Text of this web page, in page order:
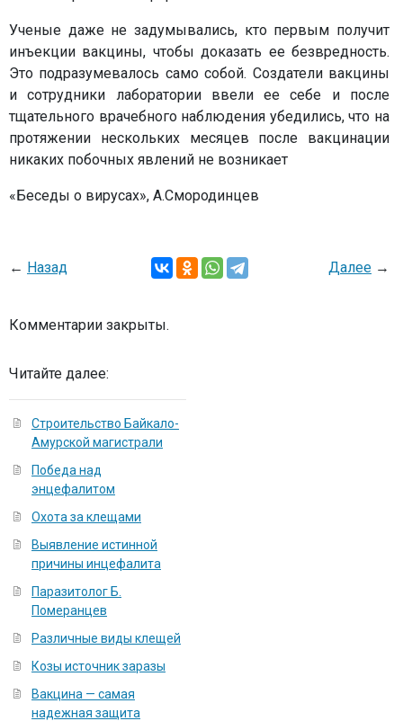
Ученые даже не задумывались, кто первым получит
инъекции вакцины, чтобы доказать ее безвредность.
Это подразумевалось само собой. Создатели вакцины
и сотрудники лаборатории ввели ее себе и после
тщательного врачебного наблюдения убедились, что на
протяжении нескольких месяцев после вакцинации
никаких побочных явлений не возникает
«Беседы о вирусах», А.Смородинцев
← Назад Далее →
Комментарии закрыты.
Читайте далее:
Cтроительство Байкало-
Амурской магистрали
Победа над
энцефалитом
Охота за клещами
Выявление истинной
причины инцефалита
Паразитолог Б.
Померанцев
Различные виды клещей
Козы источник заразы
Вакцина — самая
надежная защита